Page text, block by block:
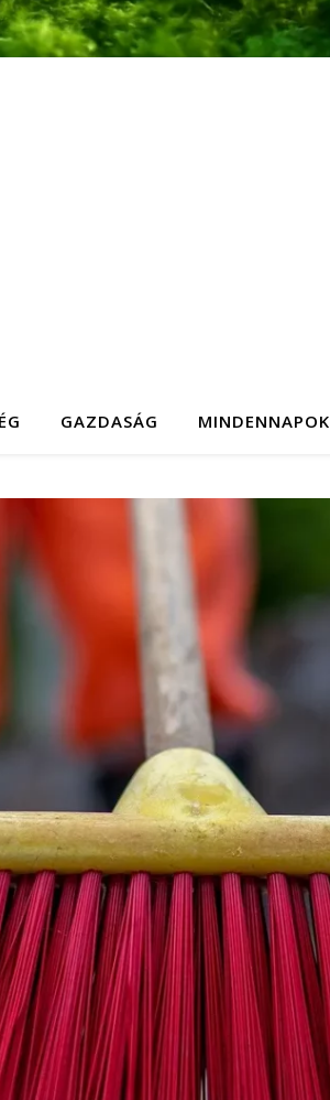
GAZDASÁG MINDENNAPOK